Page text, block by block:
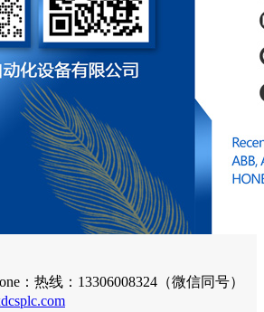
：热线：13306008324（微信同号）